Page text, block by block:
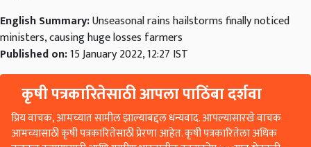
English Summary:Unseasonal rains hailstorms finally noticed
ministers, causing huge losses farmers
Published on:15 January 2022, 12:27 IST
कृषी पत्रकारितेसाठी आपला पाठिंबा दर्शवा
प्रिय वाचक, आमच्यात सामील झाल्याबद्दल धन्यवाद. आपल्यासारखे वाचक
आमच्यासाठी कृषी पत्रकारितेसाठी प्रेरणा आहेत. कृषी पत्रकारितेला अधिक